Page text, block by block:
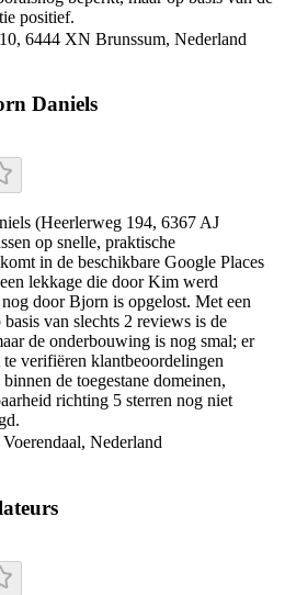
positief.
6444 XN Brunssum, Nederland
Daniels
(Heerlerweg 194, 6367 AJ
op snelle, praktische
in de beschikbare Google Places
lekkage die door Kim werd
door Bjorn is opgelost. Met een
van slechts 2 reviews is de
de onderbouwing is nog smal; er
verifiëren klantbeoordelingen
de toegestane domeinen,
richting 5 sterren nog niet
Nederland